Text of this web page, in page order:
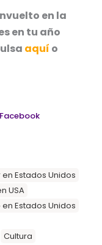
en la
en tu año
aquí o
Facebook
Estados Unidos
USA
Estados Unidos
Cultura